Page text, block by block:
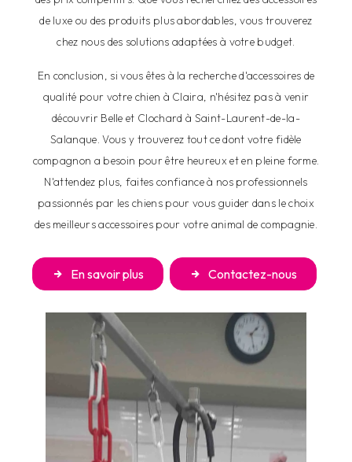
de luxe ou des produits plus abordables, vous trouverez
chez nous des solutions adaptées à votre budget.
En conclusion, si vous êtes à la recherche d'accessoires de
qualité pour votre chien à Claira, n'hésitez pas à venir
découvrir Belle et Clochard à Saint-Laurent-de-la-
Salanque. Vous y trouverez tout ce dont votre fidèle
compagnon a besoin pour être heureux et en pleine forme.
N'attendez plus, faites confiance à nos professionnels
passionnés par les chiens pour vous guider dans le choix
des meilleurs accessoires pour votre animal de compagnie.
En savoir plus Contactez-nous